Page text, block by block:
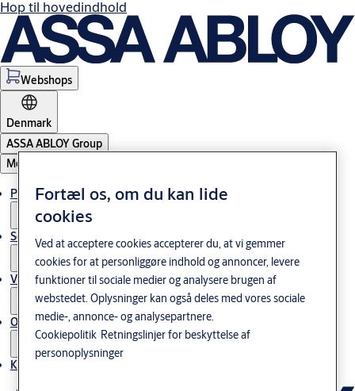
Hop til hovedindhold
Webshops
Denmark
ASSA ABLOY Group
Menu
Produkter og løsninger
Service
Viden og cases
Om os
Kontakt os
Fortæl os, om du kan lide
cookies
Ved at acceptere cookies accepterer du, at vi gemmer
cookies for at personliggøre indhold og annoncer, levere
funktioner til sociale medier og analysere brugen af
webstedet. Oplysninger kan også deles med vores sociale
medie-, annonce- og analysepartnere.
Cookiepolitik Retningslinjer for beskyttelse af
personoplysninger